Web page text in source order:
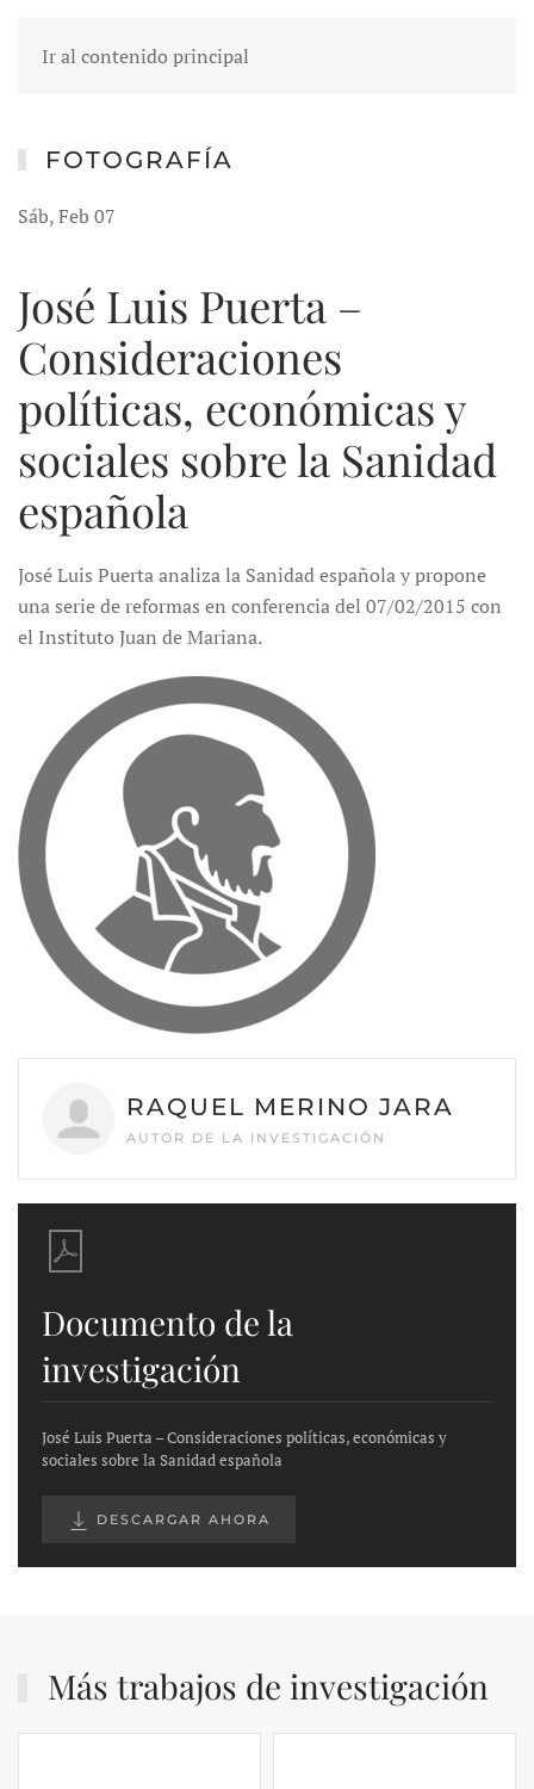
Ir al contenido principal
FOTOGRAFÍA
Sáb, Feb 07
José Luis Puerta –
Consideraciones
políticas, económicas y
sociales sobre la Sanidad
española
José Luis Puerta analiza la Sanidad española y propone
una serie de reformas en conferencia del 07/02/2015 con
el Instituto Juan de Mariana.
RAQUEL MERINO JARA
AUTOR DE LA INVESTIGACIÓN
Documento de la
investigación
José Luis Puerta – Consideraciones políticas, económicas y
sociales sobre la Sanidad española
DESCARGAR AHORA
Más trabajos de investigación